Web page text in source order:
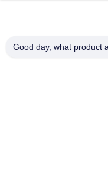
South Road, Baiyun
Good day, what product